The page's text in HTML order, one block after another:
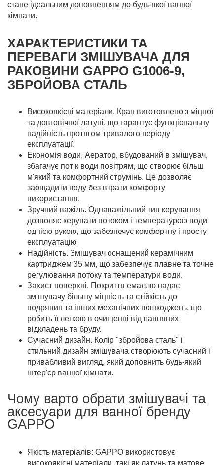
стане ідеальним доповненням до будь-якої ванної
кімнати.
ХАРАКТЕРИСТИКИ ТА
ПЕРЕВАГИ ЗМІШУВАЧА ДЛЯ
РАКОВИНИ GAPPO G1006-9,
ЗБРОЙОВА СТАЛЬ
Високоякісні матеріали. Кран виготовлено з міцної
та довговічної латуні, що гарантує функціональну
надійність протягом тривалого періоду
експлуатації.
Економія води. Аератор, вбудований в змішувач,
збагачує потік води повітрям, що створює більш
м'який та комфортний струмінь. Це дозволяє
заощадити воду без втрати комфорту
використання.
Зручний важіль. Однаважільний тип керування
дозволяє керувати потоком і температурою води
однією рукою, що забезпечує комфортну і просту
експлуатацію
Надійність. Змішувач оснащений керамічним
картриджем 35 мм, що забезпечує плавне та точне
регулювання потоку та температури води.
Захист поверхні. Покриття емаллю надає
змішувачу більшу міцність та стійкість до
подряпин та інших механічних пошкоджень, що
робить її легкою в очищенні від вапняних
відкладень та бруду.
Сучасний дизайн. Колір "збройова сталь" і
стильний дизайн змішувача створюють сучасний і
привабливий вигляд, який доповнить будь-який
інтер'єр ванної кімнати.
Чому варто обрати змішувачі та
аксесуари для ванної бренду
GAPPO
Якість матеріалів: GAPPO використовує
високоякісні матеріали, такі як латунь та матове